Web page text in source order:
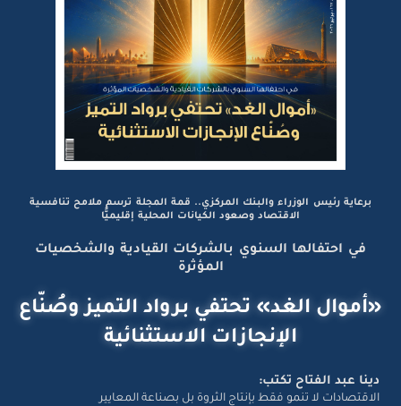
برعاية رئيس الوزراء والبنك المركزي.. قمة المجلة ترسم ملامح تنافسية
الاقتصاد وصعود الكيانات المحلية إقليميًّا
في احتفالها السنوي بالشركات القيادية والشخصيات
المؤثرة
«أموال الغد» تحتفي برواد التميز وصُنّاع
الإنجازات الاستثنائية
دينا عبد الفتاح تكتب:
الاقتصادات لا تنمو فقط بإنتاج الثروة بل بصناعة المعايير